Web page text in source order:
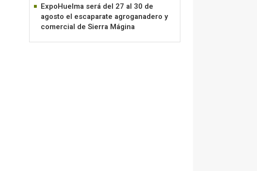
ExpoHuelma será del 27 al 30 de
agosto el escaparate agroganadero y
comercial de Sierra Mágina